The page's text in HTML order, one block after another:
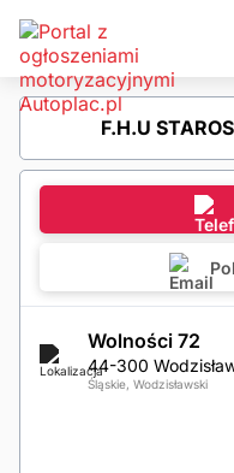
F.H.U
Wolności 72
44-300
Śląskie, Wodzisławski